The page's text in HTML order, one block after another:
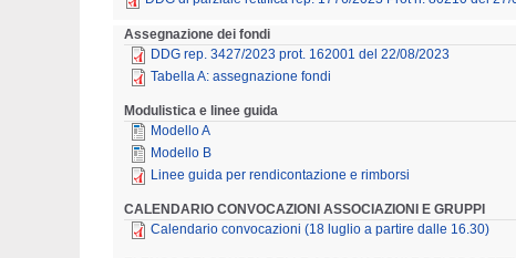
Assegnazione dei fondi
DDG rep. 3427/2023 prot. 162001 del 22/08/2023
Tabella A: assegnazione fondi
Modulistica e linee guida
Modello A
Modello B
Linee guida per rendicontazione e rimborsi
CALENDARIO CONVOCAZIONI ASSOCIAZIONI E GRUPPI
Calendario convocazioni (18 luglio a partire dalle 16.30)